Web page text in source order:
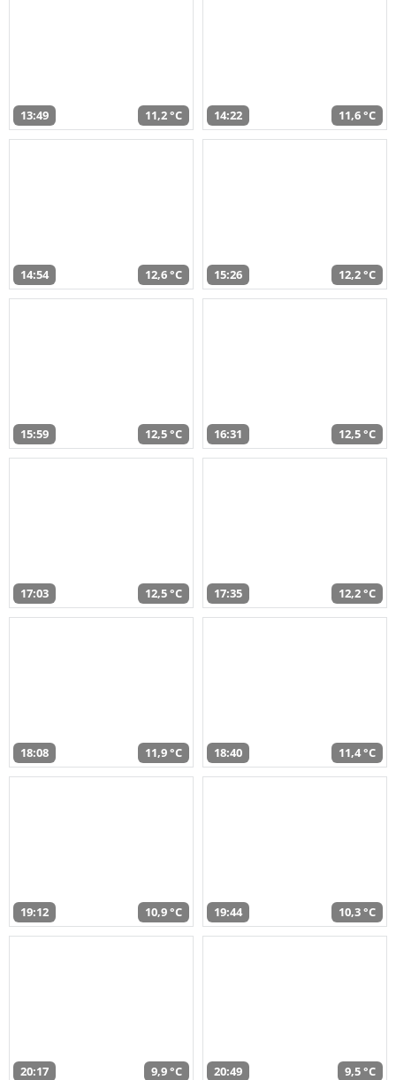
13:49 11,2 °C 14:22 11,6 °C
14:54 12,6 °C 15:26 12,2 °C
15:59 12,5 °C 16:31 12,5 °C
17:03 12,5 °C 17:35 12,2 °C
18:08 11,9 °C 18:40 11,4 °C
19:12 10,9 °C 19:44 10,3 °C
20:17 9,9 °C 20:49 9,5 °C